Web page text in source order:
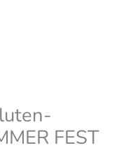
FEST